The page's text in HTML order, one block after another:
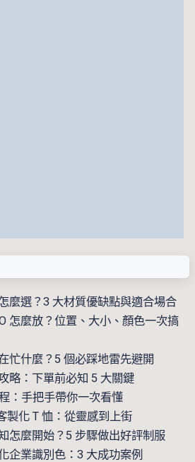
麼選？3 大材質優缺點與適合場合
怎麼放？位置、大小、顏色一次搞
忙什麼？5 個必踩地雷先避開
略：下單前必知 5 大關鍵
：手把手帶你一次看懂
製化 T 恤：從靈感到上街
怎麼開始？5 步驟做出好評制服
企業識別色：3 大成功案例